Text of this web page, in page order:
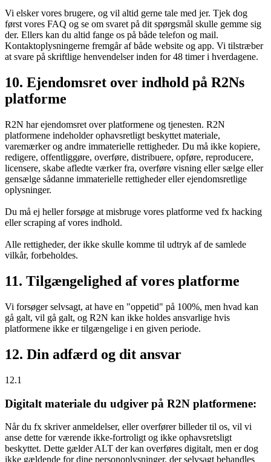
Vi elsker vores brugere, og vil altid gerne tale med jer. Tjek dog
først vores FAQ og se om svaret på dit spørgsmål skulle gemme sig
der. Ellers kan du altid fange os på både telefon og mail.
Kontaktoplysningerne fremgår af både website og app. Vi tilstræber
at svare på skriftlige henvendelser inden for 48 timer i hverdagene.
10. Ejendomsret over indhold på R2Ns
platforme
R2N har ejendomsret over platformene og tjenesten. R2N
platformene indeholder ophavsretligt beskyttet materiale,
varemærker og andre immaterielle rettigheder. Du må ikke kopiere,
redigere, offentliggøre, overføre, distribuere, opføre, reproducere,
licensere, skabe afledte værker fra, overføre visning eller sælge eller
gensælge sådanne immaterielle rettigheder eller ejendomsretlige
oplysninger.
Du må ej heller forsøge at misbruge vores platforme ved fx hacking
eller scraping af vores indhold.
Alle rettigheder, der ikke skulle komme til udtryk af de samlede
vilkår, forbeholdes.
11. Tilgængelighed af vores platforme
Vi forsøger selvsagt, at have en "oppetid" på 100%, men hvad kan
gå galt, vil gå galt, og R2N kan ikke holdes ansvarlige hvis
platformene ikke er tilgængelige i en given periode.
12. Din adfærd og dit ansvar
12.1
Digitalt materiale du udgiver på R2N platformene:
Når du fx skriver anmeldelser, eller overfører billeder til os, vil vi
anse dette for værende ikke-fortroligt og ikke ophavsretsligt
beskyttet. Dette gælder ALT der kan overføres digitalt, men er dog
ikke gældende for dine personoplysninger, der selvsagt behandles